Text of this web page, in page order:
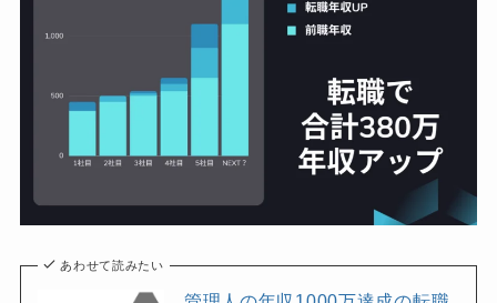
あわせて読みたい